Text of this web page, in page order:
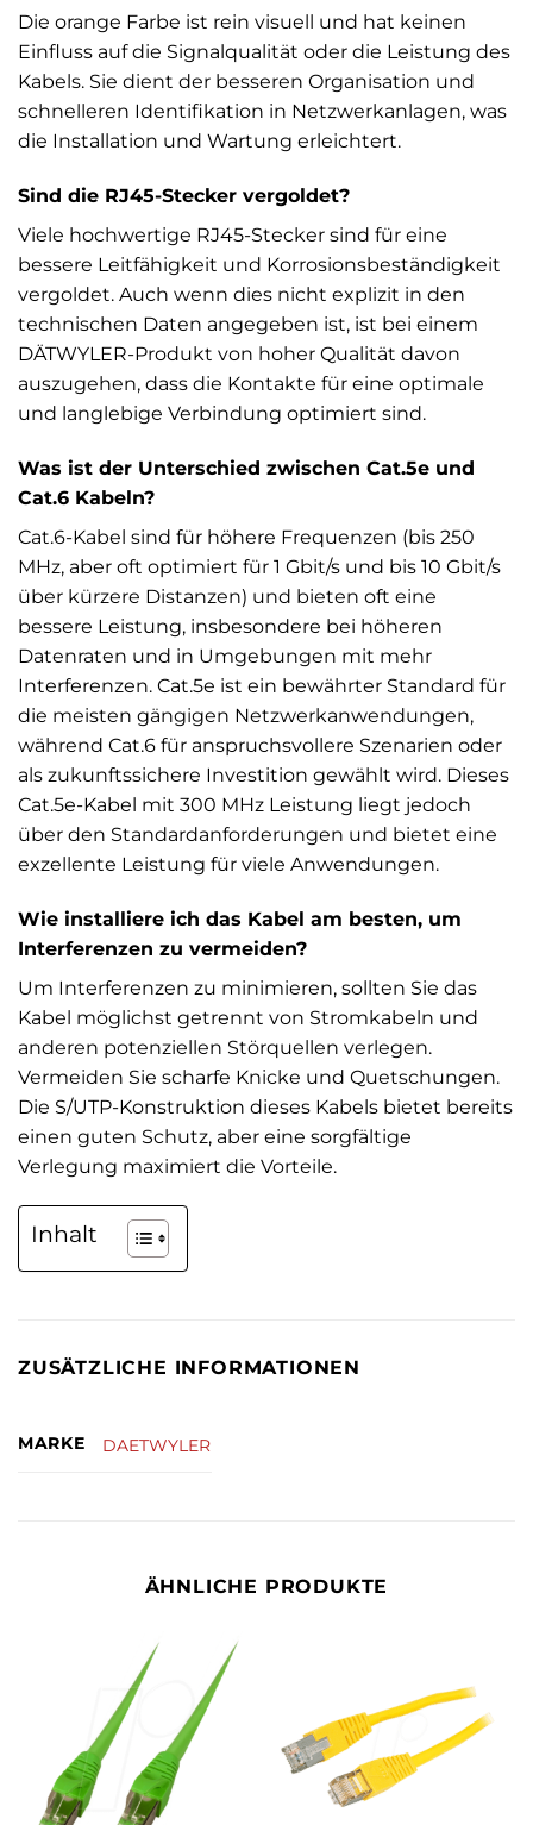
Die orange Farbe ist rein visuell und hat keinen
Einfluss auf die Signalqualität oder die Leistung des
Kabels. Sie dient der besseren Organisation und
schnelleren Identifikation in Netzwerkanlagen, was
die Installation und Wartung erleichtert.
Sind die RJ45-Stecker vergoldet?
Viele hochwertige RJ45-Stecker sind für eine
bessere Leitfähigkeit und Korrosionsbeständigkeit
vergoldet. Auch wenn dies nicht explizit in den
technischen Daten angegeben ist, ist bei einem
DÄTWYLER-Produkt von hoher Qualität davon
auszugehen, dass die Kontakte für eine optimale
und langlebige Verbindung optimiert sind.
Was ist der Unterschied zwischen Cat.5e und
Cat.6 Kabeln?
Cat.6-Kabel sind für höhere Frequenzen (bis 250
MHz, aber oft optimiert für 1 Gbit/s und bis 10 Gbit/s
über kürzere Distanzen) und bieten oft eine
bessere Leistung, insbesondere bei höheren
Datenraten und in Umgebungen mit mehr
Interferenzen. Cat.5e ist ein bewährter Standard für
die meisten gängigen Netzwerkanwendungen,
während Cat.6 für anspruchsvollere Szenarien oder
als zukunftssichere Investition gewählt wird. Dieses
Cat.5e-Kabel mit 300 MHz Leistung liegt jedoch
über den Standardanforderungen und bietet eine
exzellente Leistung für viele Anwendungen.
Wie installiere ich das Kabel am besten, um
Interferenzen zu vermeiden?
Um Interferenzen zu minimieren, sollten Sie das
Kabel möglichst getrennt von Stromkabeln und
anderen potenziellen Störquellen verlegen.
Vermeiden Sie scharfe Knicke und Quetschungen.
Die S/UTP-Konstruktion dieses Kabels bietet bereits
einen guten Schutz, aber eine sorgfältige
Verlegung maximiert die Vorteile.
Inhalt
ZUSÄTZLICHE INFORMATIONEN
MARKE DAETWYLER
ÄHNLICHE PRODUKTE